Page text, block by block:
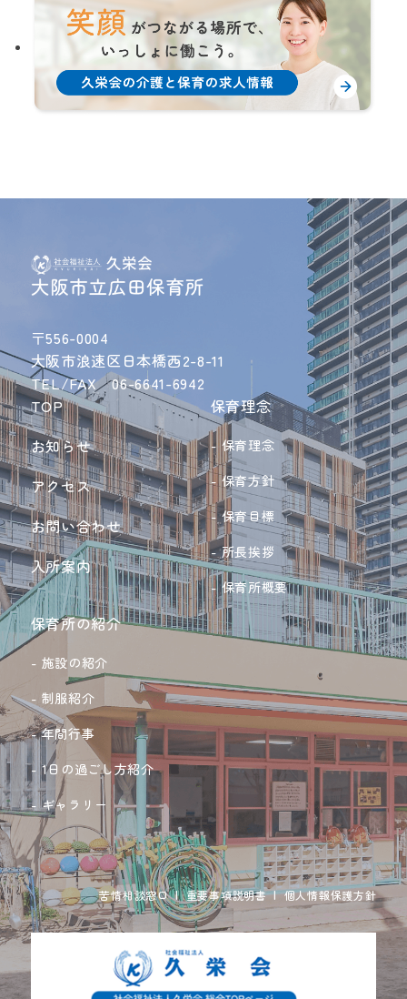
〒556-0004
大阪市浪速区日本橋西2-8-11
TEL/FAX 06-6641-6942
TOP
お知らせ
アクセス
お問い合わせ
入所案内
保育理念
保育理念
保育方針
保育目標
所長挨拶
保育所概要
保育所の紹介
施設の紹介
制服紹介
年間行事
1日の過ごし方紹介
ギャラリー
苦情相談窓口 | 重要事項説明書 | 個人情報保護方針